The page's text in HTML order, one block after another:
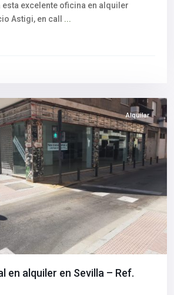
esta excelente oficina en alquiler
Astigi, en call ...
Alquilar
en alquiler en Sevilla – Ref.